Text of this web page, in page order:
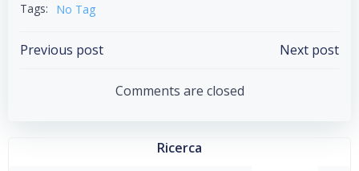
Tags:
No Tag
Post
navigation
Previous post
navigation
Next post
Comments are closed
Ricerca